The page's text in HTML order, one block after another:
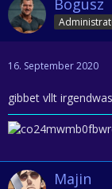
16. September 2020
gibbet vllt
Majin